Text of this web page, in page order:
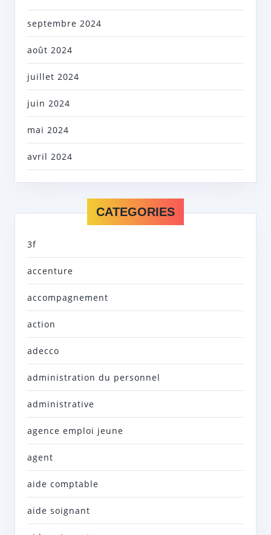
septembre 2024
août 2024
juillet 2024
juin 2024
mai 2024
avril 2024
CATEGORIES
3f
accenture
accompagnement
action
adecco
administration du personnel
administrative
agence emploi jeune
agent
aide comptable
aide soignant